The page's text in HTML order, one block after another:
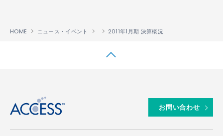
HOME ニュース・イベント 2011年1月期 決算概況
お問い合わせ